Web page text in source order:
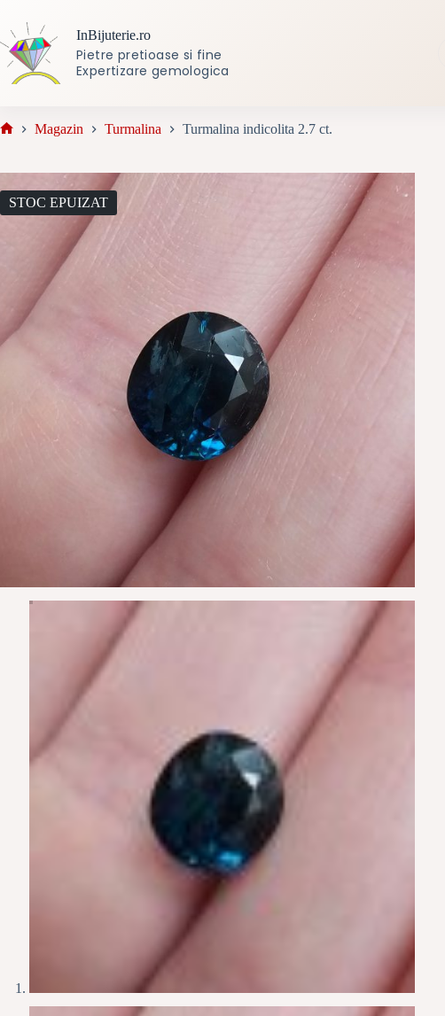
conținut
InBijuterie.ro
Pietre pretioase si fine
Expertizare gemologica
Magazin Turmalina Turmalina indicolita 2.7 ct.
STOC EPUIZAT